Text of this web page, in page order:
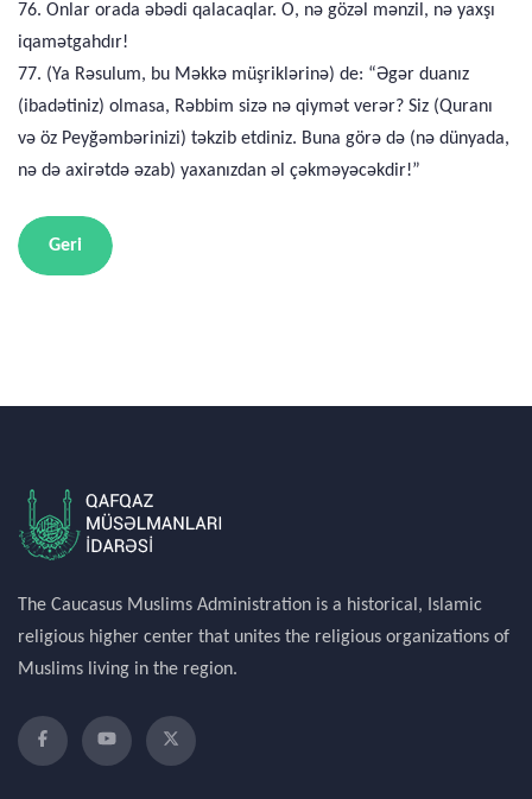
76. Onlar orada əbədi qalacaqlar. O, nə gözəl mənzil, nə yaxşı
iqamətgahdır!
77. (Ya Rəsulum, bu Məkkə müşriklərinə) de: “Əgər duanız
(ibadətiniz) olmasa, Rəbbim sizə nə qiymət verər? Siz (Quranı
və öz Peyğəmbərinizi) təkzib etdiniz. Buna görə də (nə dünyada,
nə də axirətdə əzab) yaxanızdan əl çəkməyəcəkdir!”
Geri
The Caucasus Muslims Administration is a historical, Islamic
religious higher center that unites the religious organizations of
Muslims living in the region.